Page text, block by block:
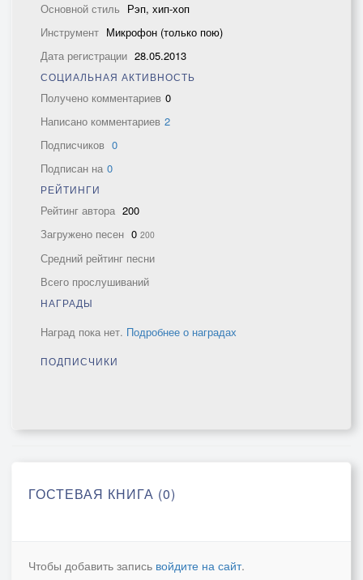
Основной стиль Рэп, хип-хоп
Инструмент Микрофон (только пою)
Дата регистрации 28.05.2013
СОЦИАЛЬНАЯ АКТИВНОСТЬ
Получено комментариев 0
Написано комментариев 2
Подписчиков 0
Подписан на 0
РЕЙТИНГИ
Рейтинг автора 200
Загружено песен 0 200
Средний рейтинг песни
Всего прослушиваний
НАГРАДЫ
Наград пока нет. Подробнее о наградах
ПОДПИСЧИКИ
ГОСТЕВАЯ КНИГА (0)
Чтобы добавить запись войдите на сайт.